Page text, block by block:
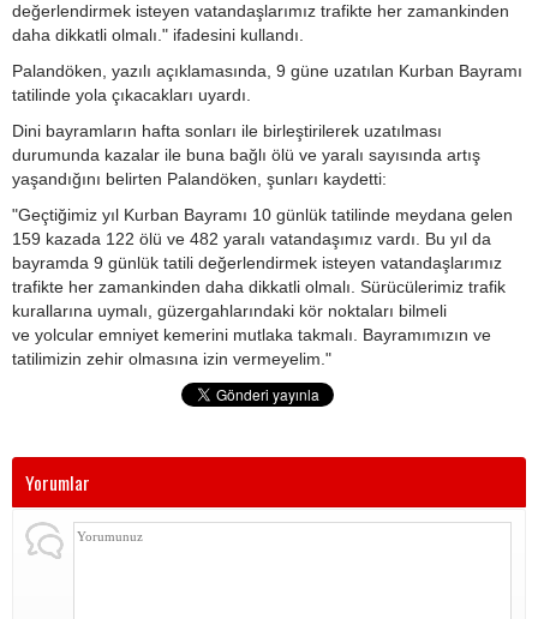
değerlendirmek isteyen vatandaşlarımız trafikte her zamankinden
daha dikkatli olmalı." ifadesini kullandı.
Palandöken, yazılı açıklamasında, 9 güne uzatılan Kurban Bayramı
tatilinde yola çıkacakları uyardı.
Dini bayramların hafta sonları ile birleştirilerek uzatılması
durumunda kazalar ile buna bağlı ölü ve yaralı sayısında artış
yaşandığını belirten Palandöken, şunları kaydetti:
"Geçtiğimiz yıl Kurban Bayramı 10 günlük tatilinde meydana gelen
159 kazada 122 ölü ve 482 yaralı vatandaşımız vardı. Bu yıl da
bayramda 9 günlük tatili değerlendirmek isteyen vatandaşlarımız
trafikte her zamankinden daha dikkatli olmalı. Sürücülerimiz trafik
kurallarına uymalı, güzergahlarındaki kör noktaları bilmeli
ve yolcular emniyet kemerini mutlaka takmalı. Bayramımızın ve
tatilimizin zehir olmasına izin vermeyelim."
Yorumlar